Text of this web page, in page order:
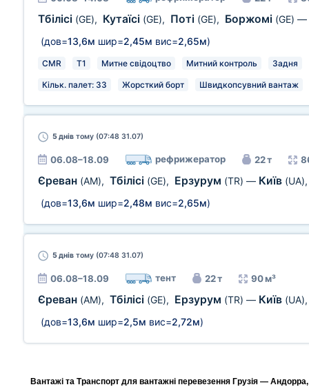
Тбілісі (GE), Кутаїсі (GE), Поті (GE), Боржомі (GE) —
(дов=13,6м шир=2,45м вис=2,65м)
CMR T1 Митне свідоцтво Митний контроль Задня
Кільк. палет: 33 Жорсткий борт Швидкопсувний вантаж
5 днів тому (07:48 31.07)
06.08–18.09 рефрижератор 22 т
Єреван (AM), Тбілісі (GE), Ерзурум (TR) — Київ (UA)
(дов=13,6м шир=2,48м вис=2,65м)
5 днів тому (07:48 31.07)
06.08–18.09 тент 22 т 90 м³
Єреван (AM), Тбілісі (GE), Ерзурум (TR) — Київ (UA)
(дов=13,6м шир=2,5м вис=2,72м)
Вантажі та Транспорт для вантажні перевезення Грузія —